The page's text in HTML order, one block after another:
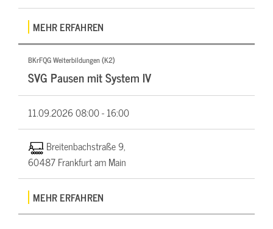
MEHR ERFAHREN
BKrFQG Weiterbildungen (K2)
SVG Pausen mit System IV
11.09.202608:00 - 16:00
Breitenbachstraße 9,
60487 Frankfurt am Main
MEHR ERFAHREN